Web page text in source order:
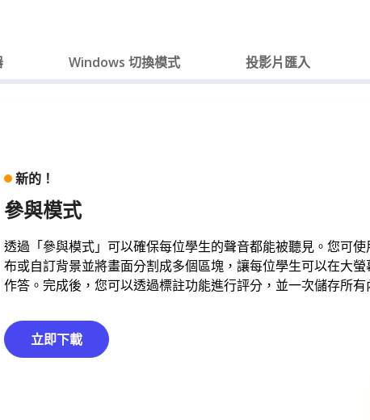
Windows 切換模式 投影片匯入
新的！
參與模式
透過「參與模式」可以確保每位學生的聲音都能被聽見。您可使
布或自訂背景並將畫面分割成多個區塊，讓每位學生可以在大螢
作答。完成後，您可以透過標註功能進行評分，並一次儲存所有
立即下載